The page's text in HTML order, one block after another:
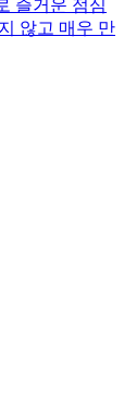
즐거운 점심
않고 매우 만